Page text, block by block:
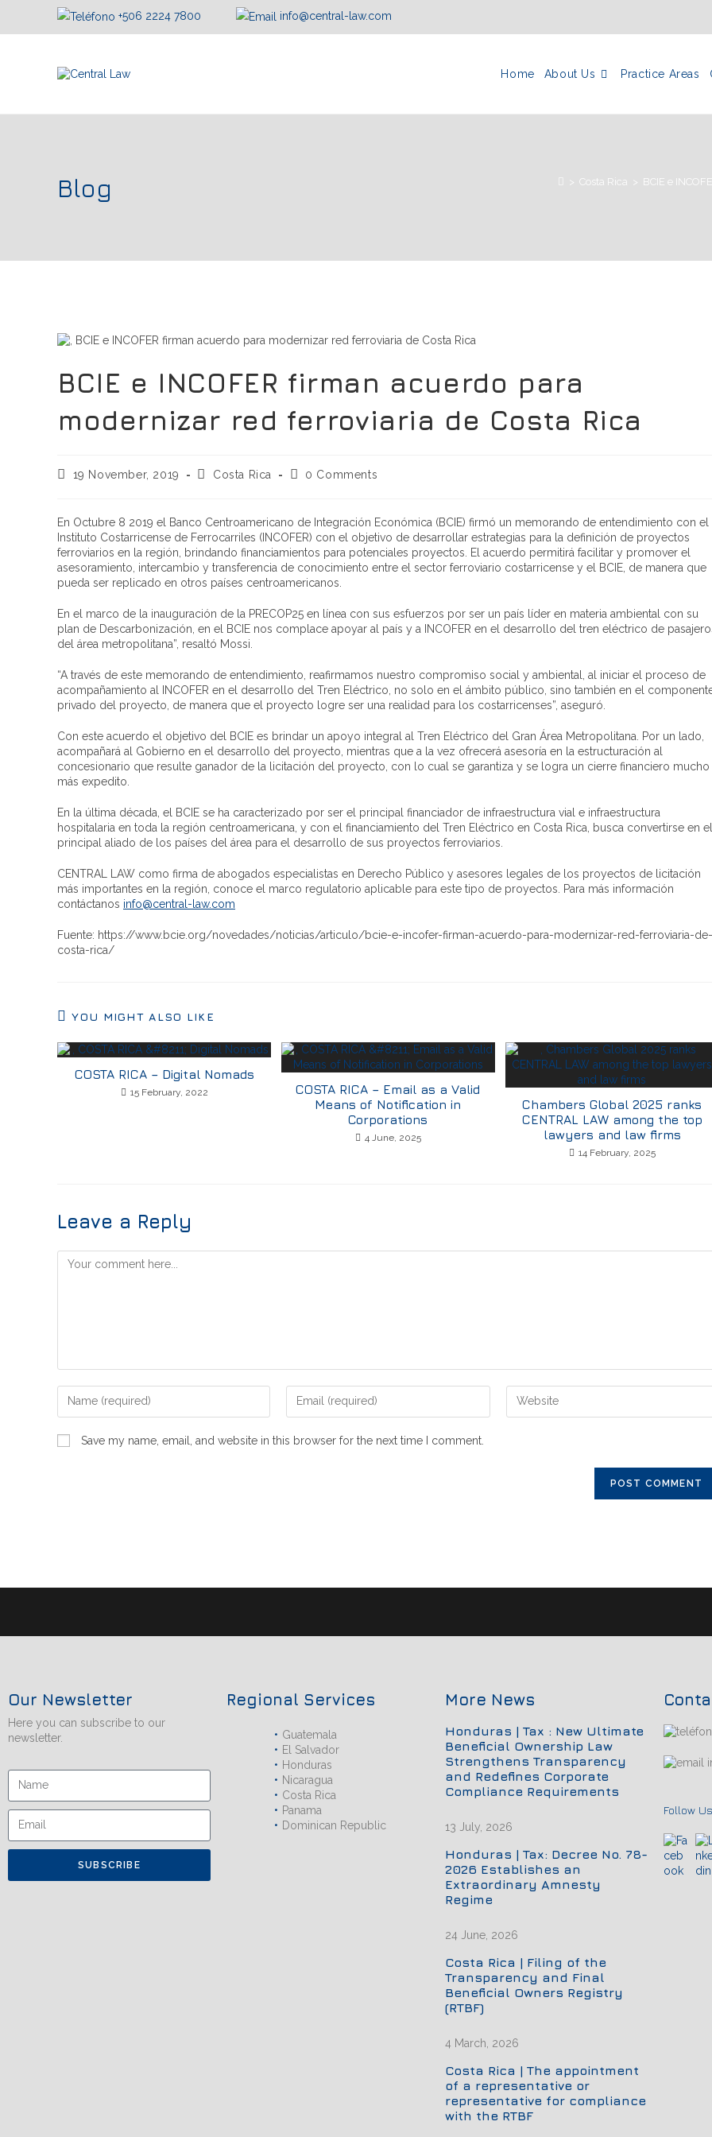
+506 2224 7800 info@central-law.com
Home About Us Practice Areas
Blog > Costa Rica > BCIE e
BCIE e INCOFER firman acuerdo para
modernizar red ferroviaria de Costa Rica
19 November, 2019 Costa Rica 0 Comments
En Octubre 8 2019 el Banco Centroamericano de Integración Económica (BCIE) firmó un memorando de entendimiento con el
Instituto Costarricense de Ferrocarriles (INCOFER) con el objetivo de desarrollar estrategias para la definición de proyectos
ferroviarios en la región, brindando financiamientos para potenciales proyectos. El acuerdo permitirá facilitar y promover el
asesoramiento, intercambio y transferencia de conocimiento entre el sector ferroviario costarricense y el BCIE, de manera que
pueda ser replicado en otros países centroamericanos.
En el marco de la inauguración de la PRECOP25 en línea con sus esfuerzos por ser un país líder en materia ambiental con su
plan de Descarbonización, en el BCIE nos complace apoyar al país y a INCOFER en el desarrollo del tren eléctrico de
del área metropolitana”, resaltó Mossi.
“A través de este memorando de entendimiento, reafirmamos nuestro compromiso social y ambiental, al iniciar el proceso de
acompañamiento al INCOFER en el desarrollo del Tren Eléctrico, no solo en el ámbito público, sino también en el
privado del proyecto, de manera que el proyecto logre ser una realidad para los costarricenses”, aseguró.
Con este acuerdo el objetivo del BCIE es brindar un apoyo integral al Tren Eléctrico del Gran Área Metropolitana. Por un lado,
acompañará al Gobierno en el desarrollo del proyecto, mientras que a la vez ofrecerá asesoría en la estructuración al
concesionario que resulte ganador de la licitación del proyecto, con lo cual se garantiza y se logra un cierre financiero mucho
más expedito.
En la última década, el BCIE se ha caracterizado por ser el principal financiador de infraestructura vial e infraestructura
hospitalaria en toda la región centroamericana, y con el financiamiento del Tren Eléctrico en Costa Rica, busca convertirse en el
principal aliado de los países del área para el desarrollo de sus proyectos ferroviarios.
CENTRAL LAW como firma de abogados especialistas en Derecho Público y asesores legales de los proyectos de licitación
más importantes en la región, conoce el marco regulatorio aplicable para este tipo de proyectos. Para más información
contáctanos info@central-law.com
Fuente: https://www.bcie.org/novedades/noticias/articulo/bcie-e-incofer-firman-acuerdo-para-modernizar-red-ferroviaria-de-
costa-rica/
YOU MIGHT ALSO LIKE
COSTA RICA – Digital Nomads
15 February, 2022
COSTA RICA – Email as a Valid
Means of Notification in
Corporations
4 June, 2025
Chambers Global 2025 ranks
CENTRAL LAW among the top
lawyers and law firms
14 February, 2025
Leave a Reply
Save my name, email, and website in this browser for the next time I comment.
Our Newsletter
Here you can subscribe to our
newsletter.
SUBSCRIBE
Regional Services
Guatemala
El Salvador
Honduras
Nicaragua
Costa Rica
Panama
Dominican Republic
More News
Honduras | Tax : New Ultimate
Beneficial Ownership Law
Strengthens Transparency
and Redefines Corporate
Compliance Requirements
13 July, 2026
Honduras | Tax: Decree No. 78-
2026 Establishes an
Extraordinary Amnesty
Regime
24 June, 2026
Costa Rica | Filing of the
Transparency and Final
Beneficial Owners Registry
(RTBF)
4 March, 2026
Costa Rica | The appointment
of a representative or
representative for compliance
with the RTBF
Follow